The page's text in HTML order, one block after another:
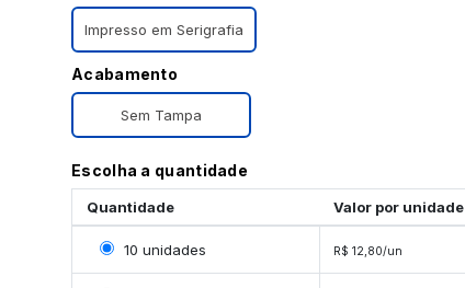
Impresso em Serigrafia
Acabamento
Sem Tampa
Escolha a quantidade
Quantidade Valor por unidade
Selecionar 10 unidades
10 unidades R$ 12,80/un